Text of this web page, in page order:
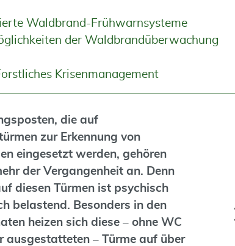
Waldbrand-Frühwarnsysteme
der Waldbrandüberwachung
Krisenmanagement
die auf
zur Erkennung von
eingesetzt werden, gehören
der Vergangenheit an. Denn
diesen Türmen ist psychisch
belastend. Besonders in den
heizen sich diese – ohne WC
ausgestatteten – Türme auf über